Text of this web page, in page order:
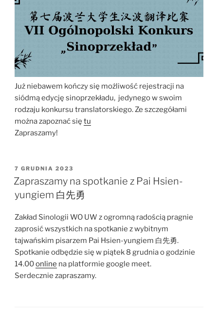
Już niebawem kończy się możliwość rejestracji na
siódmą edycję sinoprzekładu, jedynego w swoim
rodzaju konkursu translatorskiego. Ze szczegółami
można zapoznać się tu
Zapraszamy!
OPUBLIKOWANE
W
7 GRUDNIA 2023
Zapraszamy na spotkanie z Pai Hsien-
yungiem 白先勇
Zakład Sinologii WO UW z ogromną radością pragnie
zaprosić wszystkich na spotkanie z wybitnym
tajwańskim pisarzem Pai Hsien-yungiem 白先勇.
Spotkanie odbędzie się w piątek 8 grudnia o godzinie
14.00online na platformie google meet.
Serdecznie zapraszamy.